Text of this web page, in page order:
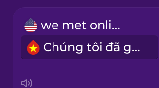
we met online
Chúng tôi đã gặp nhau qua mạng